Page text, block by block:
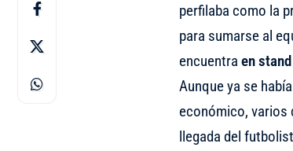
perfilaba como la
para sumarse al
encuentra en
Aunque ya se
económico, varios
llegada del